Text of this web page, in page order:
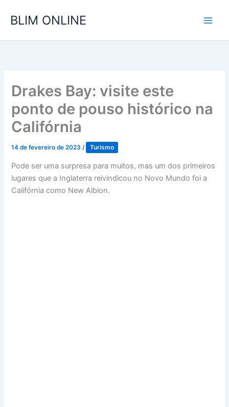
para
conteúdo
BLIM ONLINE
Drakes Bay: visite este
ponto de pouso histórico na
Califórnia
14 de fevereiro de 2023/ Turismo
Pode ser uma surpresa para muitos, mas um dos primeiros
lugares que a Inglaterra reivindicou no Novo Mundo foi a
Califórnia como New Albion.